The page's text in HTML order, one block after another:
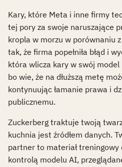
Kary, które Meta i inne firmy
tej pory za swoje naruszające
kropla w morzu w porównaniu
tak, że firma popełniła błąd i
która wlicza kary w swój
bo wie, że na dłuższą metę
kontynuując łamanie prawa i
publicznemu.
Zuckerberg traktuje twoją
kuchnia jest źródłem danych.
partner to materiał treningowy
kontrolą modelu AI,